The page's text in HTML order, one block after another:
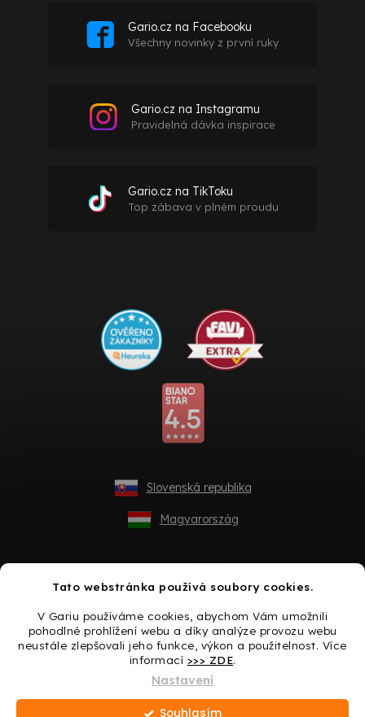
Tato webstránka používá soubory cookies.
V Gariu používáme cookies, abychom Vám umožnili
pohodlné prohlížení webu a díky analýze provozu webu
neustále zlepšovali jeho funkce, výkon a použitelnost. Více
informací >>> ZDE.
Nastavení
Souhlasím
Gario.cz na Facebooku
Všechny novinky z první ruky
Gario.cz na Instagramu
Pravidelná dávka inspirace
Gario.cz na TikToku
Top zábava v plném proudu
Slovenská republika
Magyarország
Vytvořil Shoptet